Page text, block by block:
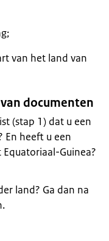
van het land van
documenten
(stap 1) dat u een
En heeft u een
Guinea?
land? Ga dan na